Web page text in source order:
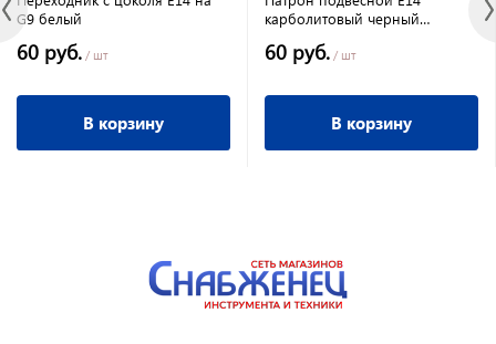
G9 белый
60 руб. / шт
В корзину
карболитовый черный
60 руб. / шт
В корзину